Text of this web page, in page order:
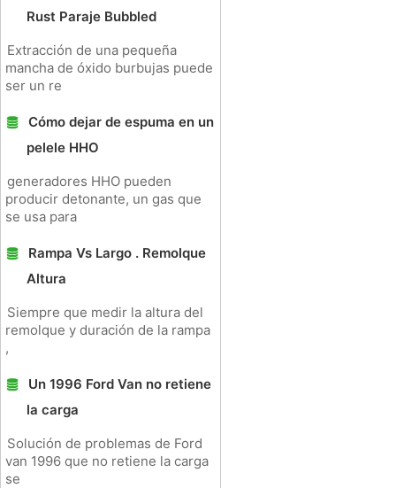
Rust Paraje Bubbled
Extracción de una pequeña
mancha de óxido burbujas puede
ser un re
Cómo dejar de espuma en un
pelele HHO
generadores HHO pueden
producir detonante, un gas que
se usa para
Rampa Vs Largo . Remolque
Altura
Siempre que medir la altura del
remolque y duración de la rampa
,
Un 1996 Ford Van no retiene
la carga
Solución de problemas de Ford
van 1996 que no retiene la carga
se